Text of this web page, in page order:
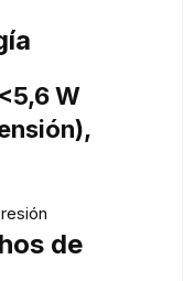
W
de